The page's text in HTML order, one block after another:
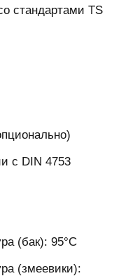
стандартами TS
с DIN 4753
(бак): 95°C
(змеевики):